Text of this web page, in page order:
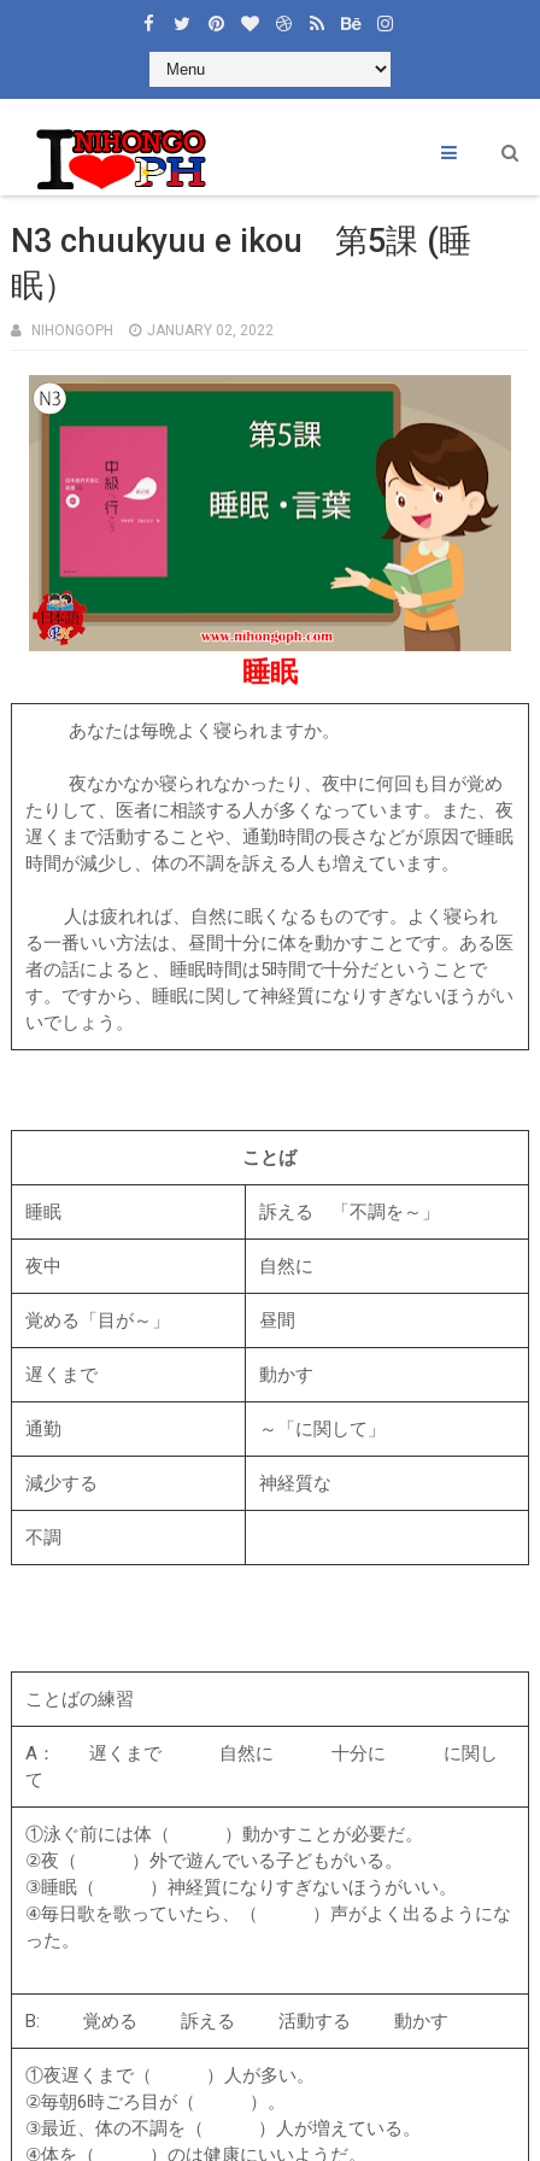
N3 chuukyuu e ikou 第5課 (睡
眠）
NIHONGOPH JANUARY 02, 2022
睡眠
あなたは毎晩よく寝られますか。
夜なかなか寝られなかったり、夜中に何回も目が覚め
たりして、医者に相談する人が多くなっています。また、夜
遅くまで活動することや、通勤時間の長さなどが原因で睡眠
時間が減少し、体の不調を訴える人も増えています。
人は疲れれば、自然に眠くなるものです。よく寝られ
る一番いい方法は、昼間十分に体を動かすことです。ある医
者の話によると、睡眠時間は5時間で十分だということで
す。ですから、睡眠に関して神経質になりすぎないほうがい
いでしょう。
ことば
睡眠 訴える 「不調を～」
夜中 自然に
覚める「目が～」 昼間
遅くまで 動かす
通勤 ～「に関して」
減少する 神経質な
不調
ことばの練習
A： 遅くまで 自然に 十分に に関し
て
①泳ぐ前には体（ ）動かすことが必要だ。
②夜（ ）外で遊んでいる子どもがいる。
③睡眠（ ）神経質になりすぎないほうがいい。
④毎日歌を歌っていたら、（ ）声がよく出るようにな
った。
B: 覚める 訴える 活動する 動かす
①夜遅くまで（ ）人が多い。
②毎朝6時ごろ目が（ ）。
③最近、体の不調を（ ）人が増えている。
④体を（ ）のは健康にいいようだ。